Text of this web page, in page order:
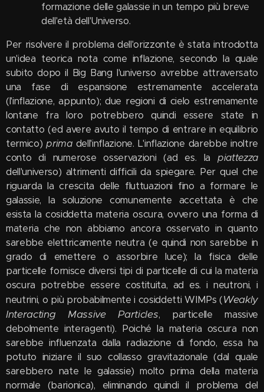
formazione delle galassie in un tempo più breve
dell'età dell'Universo.
Per risolvere il problema dell'orizzonte è stata introdotta
un'idea teorica nota come inflazione, secondo la quale
subito dopo il Big Bang l'universo avrebbe attraversato
una fase di espansione estremamente accelerata
(l'inflazione, appunto); due regioni di cielo estremamente
lontane fra loro potrebbero quindi essere state in
contatto (ed avere avuto il tempo di entrare in equilibrio
termico)primadell'inflazione. L'inflazione darebbe inoltre
conto di numerose osservazioni (ad es. la piattezza
dell'universo) altrimenti difficili da spiegare. Per quel che
riguarda la crescita delle fluttuazioni fino a formare le
galassie, la soluzione comunemente accettata è che
esista la cosiddetta materia oscura, ovvero una forma di
materia che non abbiamo ancora osservato in quanto
sarebbe elettricamente neutra (e quindi non sarebbe in
grado di emettere o assorbire luce); la fisica delle
particelle fornisce diversi tipi di particelle di cui la materia
oscura potrebbe essere costituita, ad es. i neutroni, i
neutrini, o più probabilmente i cosiddetti WIMPs (Weakly
Interacting Massive Particles, particelle massive
debolmente interagenti). Poiché la materia oscura non
sarebbe influenzata dalla radiazione di fondo, essa ha
potuto iniziare il suo collasso gravitazionale (dal quale
sarebbero nate le galassie) molto prima della materia
normale (barionica), eliminando quindi il problema del